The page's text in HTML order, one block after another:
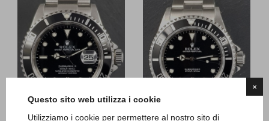
×
Questo sito web utilizza i cookie
Utilizziamo i cookie per permettere al nostro sito di